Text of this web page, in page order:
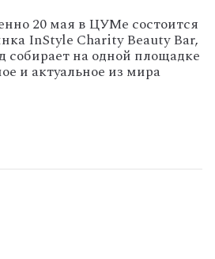
20 мая в ЦУМе состоится
InStyle Charity Beauty Bar,
собирает на одной площадке
и актуальное из мира